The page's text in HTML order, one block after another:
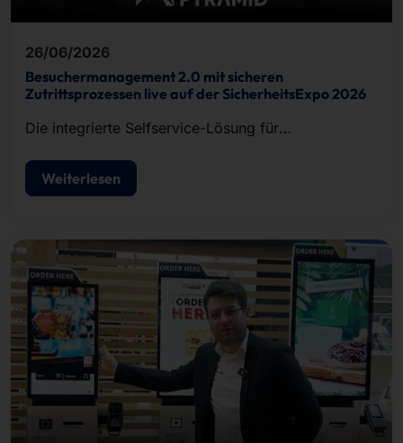
26/06/2026
Besuchermanagement 2.0 mit sicheren
Zutrittsprozessen live auf der SicherheitsExpo 2026
Die integrierte Selfservice-Lösung für
Zutrittskontrolle.
Weiterlesen